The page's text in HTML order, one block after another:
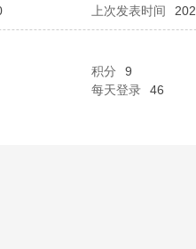
上次发表时间
积分
9
每天登录
46